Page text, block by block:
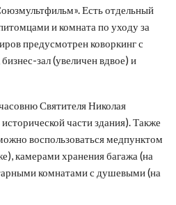
Есть отдельный
и комната по уходу за
предусмотрен коворкинг с
зал (увеличен вдвое) и
Святителя Николая
части здания). Также
воспользоваться медпунктом
камерами хранения багажа (на
комнатами с душевыми (на